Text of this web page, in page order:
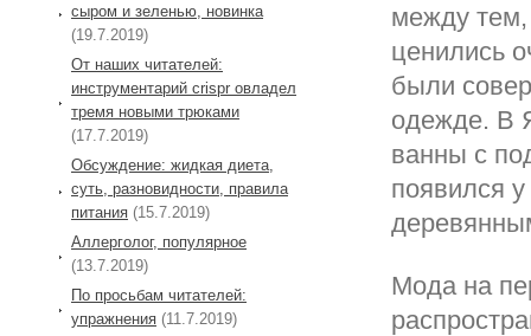
между
ценились
были
одежде. В
ванны с
появился
Мода на
сыром и зеленью, новинка
(19.7.2019)
От наших читателей:
инструментарий crispr овладел
тремя новыми трюками
(17.7.2019)
Обсуждение: жидкая диета,
суть, разновидности, правила
питания (15.7.2019)
Аллерголог, популярное
(13.7.2019)
По просьбам читателей:
упражнения (11.7.2019)